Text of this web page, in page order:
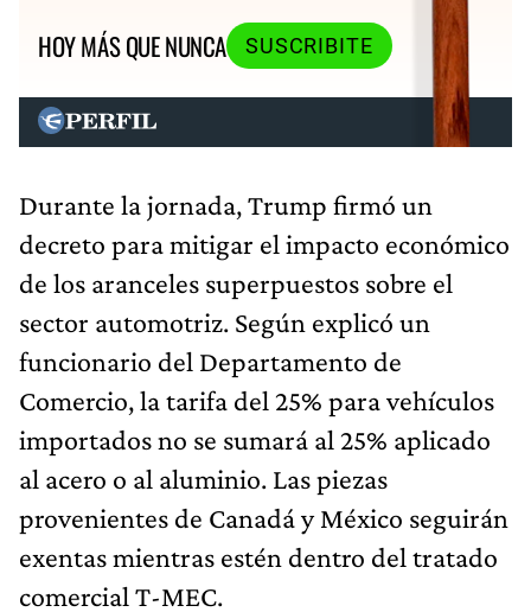
HOY MÁS QUE NUNCA
SUSCRIBITE
Durante la jornada, Trump firmó un
decreto para mitigar el impacto económico
de los aranceles superpuestos sobre el
sector automotriz. Según explicó un
funcionario del Departamento de
Comercio, la tarifa del 25% para vehículos
importados no se sumará al 25% aplicado
al acero o al aluminio. Las piezas
provenientes de Canadá y México seguirán
exentas mientras estén dentro del tratado
comercial T-MEC.